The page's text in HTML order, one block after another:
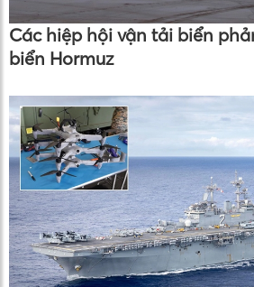
Các hiệp hội vận tải biển
biển Hormuz